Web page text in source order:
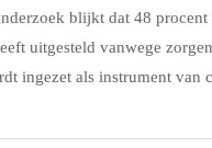
blijkt dat 48
uitgesteld vanwege
ingezet als instrument van